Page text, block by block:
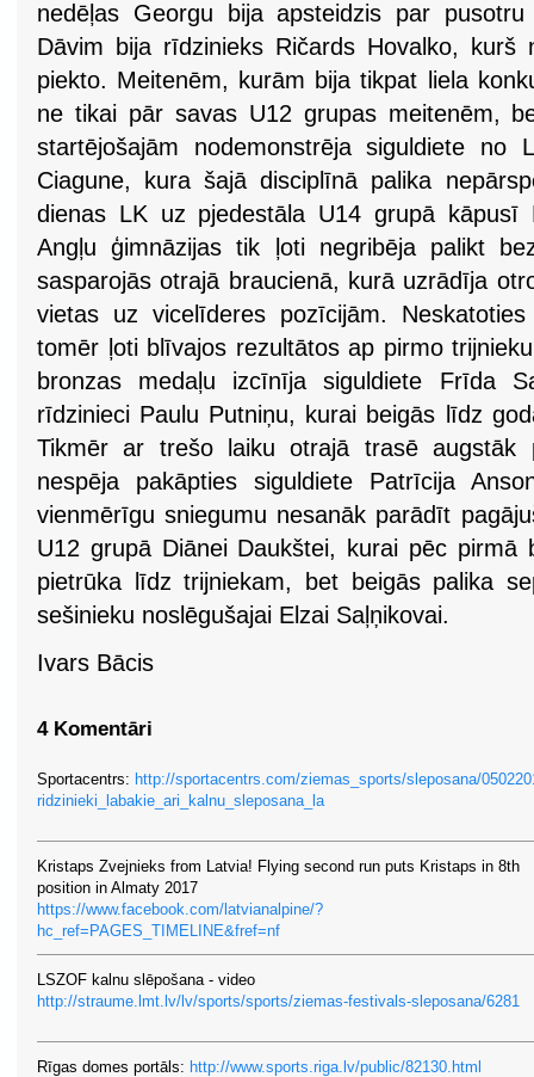
nedēļas Georgu bija apsteidzis par
Dāvim bija rīdzinieks Ričards Hovalko,
piekto. Meitenēm, kurām bija tikpat liela
ne tikai pār savas U12 grupas meitenēm,
startējošajām nodemonstrēja siguldiete no
Ciagune, kura šajā disciplīnā palika
dienas LK uz pjedestāla U14 grupā kāpusī
Angļu ģimnāzijas tik ļoti negribēja palikt
sasparojās otrajā braucienā, kurā uzrādīja
vietas uz vicelīderes pozīcijām.
tomēr ļoti blīvajos rezultātos ap pirmo
bronzas medaļu izcīnīja siguldiete Frīda
rīdzinieci Paulu Putniņu, kurai beigās līdz
Tikmēr ar trešo laiku otrajā trasē
nespēja pakāpties siguldiete Patrīcija
vienmērīgu sniegumu nesanāk parādīt
U12 grupā Diānei Daukštei, kurai pēc pirmā
pietrūka līdz trijniekam, bet beigās palika
sešinieku noslēgušajai Elzai Saļņikovai.
Ivars Bācis
4 Komentāri
Sportacentrs: http://sportacentrs.com/ziemas_sports/sleposana/
ridzinieki_labakie_ari_kalnu_sleposana_la
Kristaps Zvejnieks from Latvia! Flying second run puts Kristaps in 8th
position in Almaty 2017
https://www.facebook.com/latvianalpine/?
hc_ref=PAGES_TIMELINE&fref=nf
LSZOF kalnu slēpošana - video
http://straume.lmt.lv/lv/sports/sports/ziemas-festivals-sleposana/6281
Rīgas domes portāls: http://www.sports.riga.lv/public/82130.html